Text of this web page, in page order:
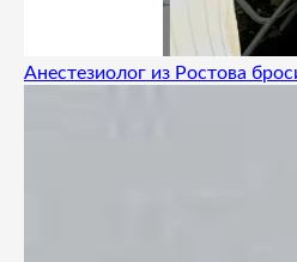
Анестезиолог из Ростова